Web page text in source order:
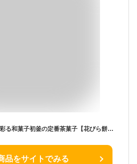
老舗の味・・・お正月を彩る和菓子初釜の定番茶菓子【花びら餅】10個入【RCP】
品をサイトでみる